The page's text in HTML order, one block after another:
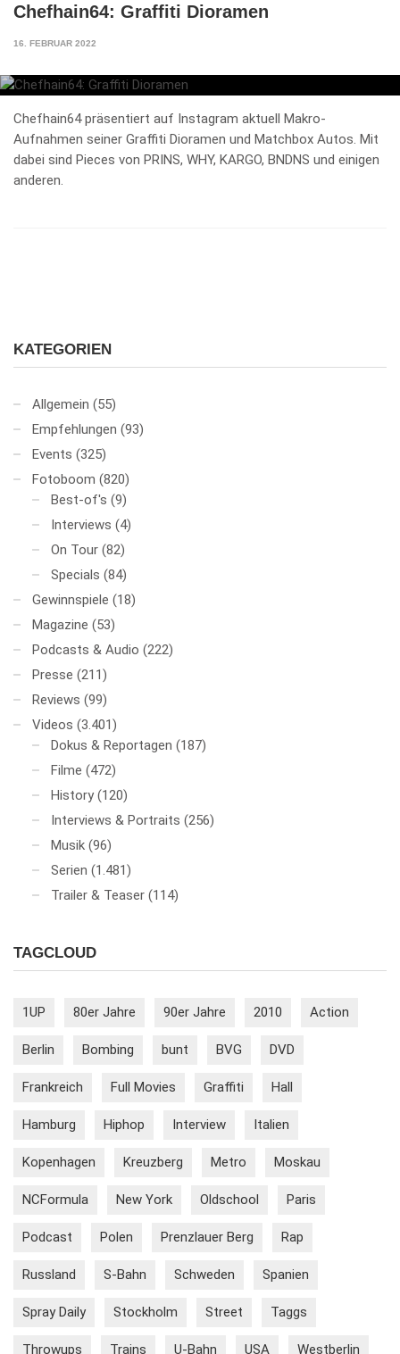
Chefhain64: Graffiti Dioramen
16. FEBRUAR 2022
Chefhain64 präsentiert auf Instagram aktuell Makro-
Aufnahmen seiner Graffiti Dioramen und Matchbox Autos. Mit
dabei sind Pieces von PRINS, WHY, KARGO, BNDNS und einigen
anderen.
KATEGORIEN
Allgemein (55)
Empfehlungen (93)
Events (325)
Fotoboom (820)
Best-of's (9)
Interviews (4)
On Tour (82)
Specials (84)
Gewinnspiele (18)
Magazine (53)
Podcasts & Audio (222)
Presse (211)
Reviews (99)
Videos (3.401)
Dokus & Reportagen (187)
Filme (472)
History (120)
Interviews & Portraits (256)
Musik (96)
Serien (1.481)
Trailer & Teaser (114)
TAGCLOUD
1UP 80er Jahre 90er Jahre 2010 Action
Berlin Bombing bunt BVG DVD
Frankreich Full Movies Graffiti Hall
Hamburg Hiphop Interview Italien
Kopenhagen Kreuzberg Metro Moskau
NCFormula New York Oldschool Paris
Podcast Polen Prenzlauer Berg Rap
Russland S-Bahn Schweden Spanien
Spray Daily Stockholm Street Taggs
Throwups Trains U-Bahn USA Westberlin